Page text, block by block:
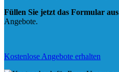
Füllen Sie jetzt das Formular aus
Angebote.
Kostenlose Angebote erhalten